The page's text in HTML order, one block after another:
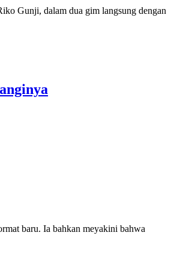
Gunji, dalam dua gim langsung dengan
baru. Ia bahkan meyakini bahwa